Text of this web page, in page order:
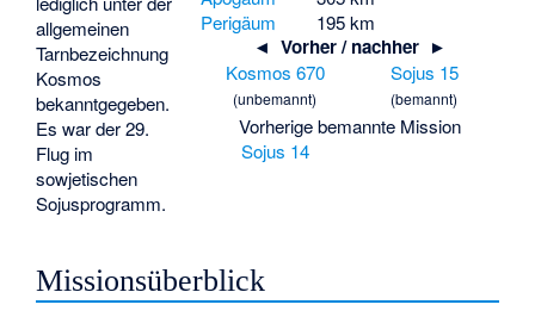
Perigäum
195 km
◄ Vorher / nachher ►
Kosmos 670
(unbemannt)
Sojus 15
(bemannt)
Vorherige bemannte Mission
Sojus 14
allgemeinen
Tarnbezeichnung
Kosmos
bekanntgegeben.
Es war der 29.
Flug im
sowjetischen
Sojusprogramm.
Missionsüberblick